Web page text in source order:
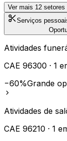
Ver mais 12 setores
Serviços
Atividades
CAE 96300 · 1
−60%Grande
Atividades de
CAE 96210 · 1